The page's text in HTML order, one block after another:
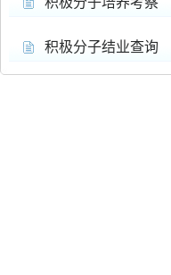
积极分子结业查询